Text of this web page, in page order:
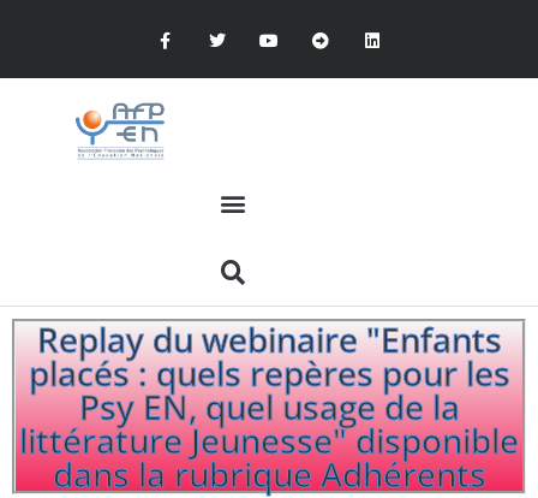
Replay du webinaire "Enfants
placés : quels repères pour les
Psy EN, quel usage de la
littérature Jeunesse" disponible
dans la rubrique Adhérents